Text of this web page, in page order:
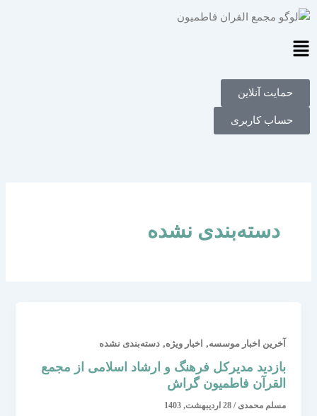
رفتن
محتوا
Main
Menu
حمایت آنلاین
حساب کاربری
دسته‌بندی نشده
آخرین اخبار موسسه, اخبار ویژه,دسته‌بندی نشده
بازدید مدیرکل فرهنگ و ارشاد اسلامی از مجمع
القرآن فاطمیون گراش
مسلم محمدی/28 اردیبهشت, 1403